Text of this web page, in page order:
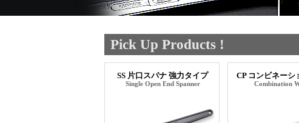
Pick Up Products !
SS 片口スパナ 強力タイプ
Single Open End Spanner
CP コンビネーシ
Combination